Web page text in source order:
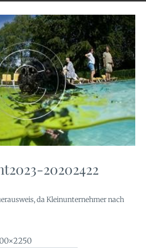
20202422
da Kleinunternehmer nach